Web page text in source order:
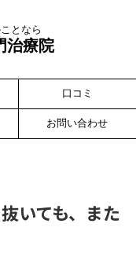
となら
治療院
口コミ
お問い合わせ
いても、また